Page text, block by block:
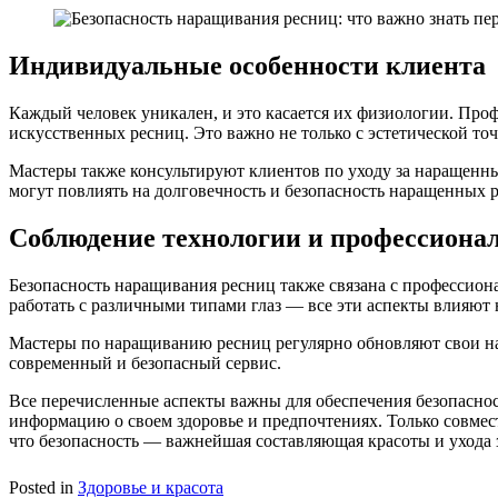
Индивидуальные особенности клиента
Каждый человек уникален, и это касается их физиологии.
искусственных ресниц. Это важно не только с эстетической
Мастеры также консультируют клиентов по уходу за
могут повлиять на долговечность и безопасность наращенных
Соблюдение технологии и
Безопасность наращивания ресниц также связана с
работать с различными типами глаз — все эти аспекты влияют
Мастеры по наращиванию ресниц регулярно обновляют свои
современный и безопасный сервис.
Все перечисленные аспекты важны для обеспечения
информацию о своем здоровье и предпочтениях. Только
что безопасность — важнейшая составляющая красоты и ухода
Posted in Здоровье и красота